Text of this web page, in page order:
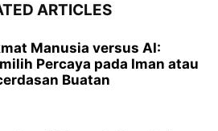
ARTICLES
Manusia versus AI:
Percaya pada Iman atau
Buatan